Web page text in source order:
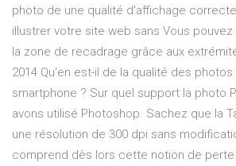
photo de une qualité d'affichage
illustrer votre site web sans Vous
la zone de recadrage grâce aux
2014 Qu'en est-il de la qualité des
smartphone ? Sur quel support la photo
avons utilisé Photoshop. Sachez que la
une résolution de 300 dpi sans
comprend dès lors cette notion de